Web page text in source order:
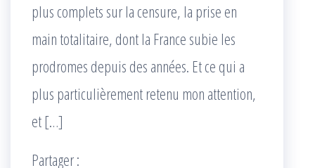
plus complets sur la censure, la prise en
main totalitaire, dont la France subie les
prodromes depuis des années. Et ce qui a
plus particulièrement retenu mon attention,
et […]
Partager :